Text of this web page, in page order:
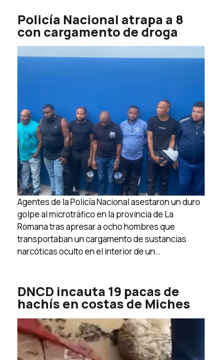
Policía Nacional atrapa a 8
con cargamento de droga
Agentes de la Policía Nacional asestaron un duro
golpe al microtráfico en la provincia de La
Romana tras apresar a ocho hombres que
transportaban un cargamento de sustancias
narcóticas oculto en el interior de un…
DNCD incauta 19 pacas de
hachís en costas de Miches